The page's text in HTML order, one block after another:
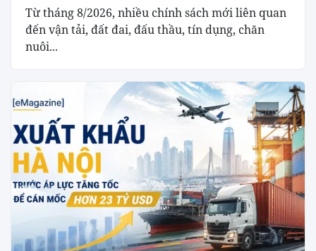
Từ tháng 8/2026, nhiều chính sách mới liên quan
đến vận tải, đất đai, đấu thầu, tín dụng, chăn
nuôi...